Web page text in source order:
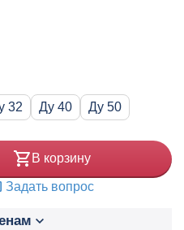
32 Ду 40 Ду 50
В корзину
Задать вопрос